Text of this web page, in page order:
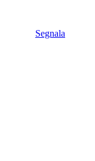
Segnala